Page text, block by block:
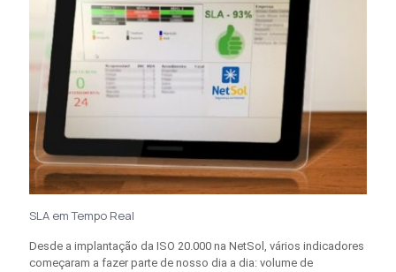
SLA em Tempo Real
Desde a implantação da ISO 20.000 na NetSol, vários indicadores
começaram a fazer parte de nosso dia a dia: volume de